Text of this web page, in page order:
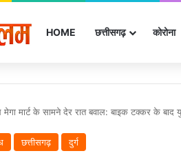
HOME छत्तीसगढ़ कोरोना
मेगा मार्ट के सामने देर रात बवाल: बाइक टक्कर के
छत्तीसगढ़ दुर्ग